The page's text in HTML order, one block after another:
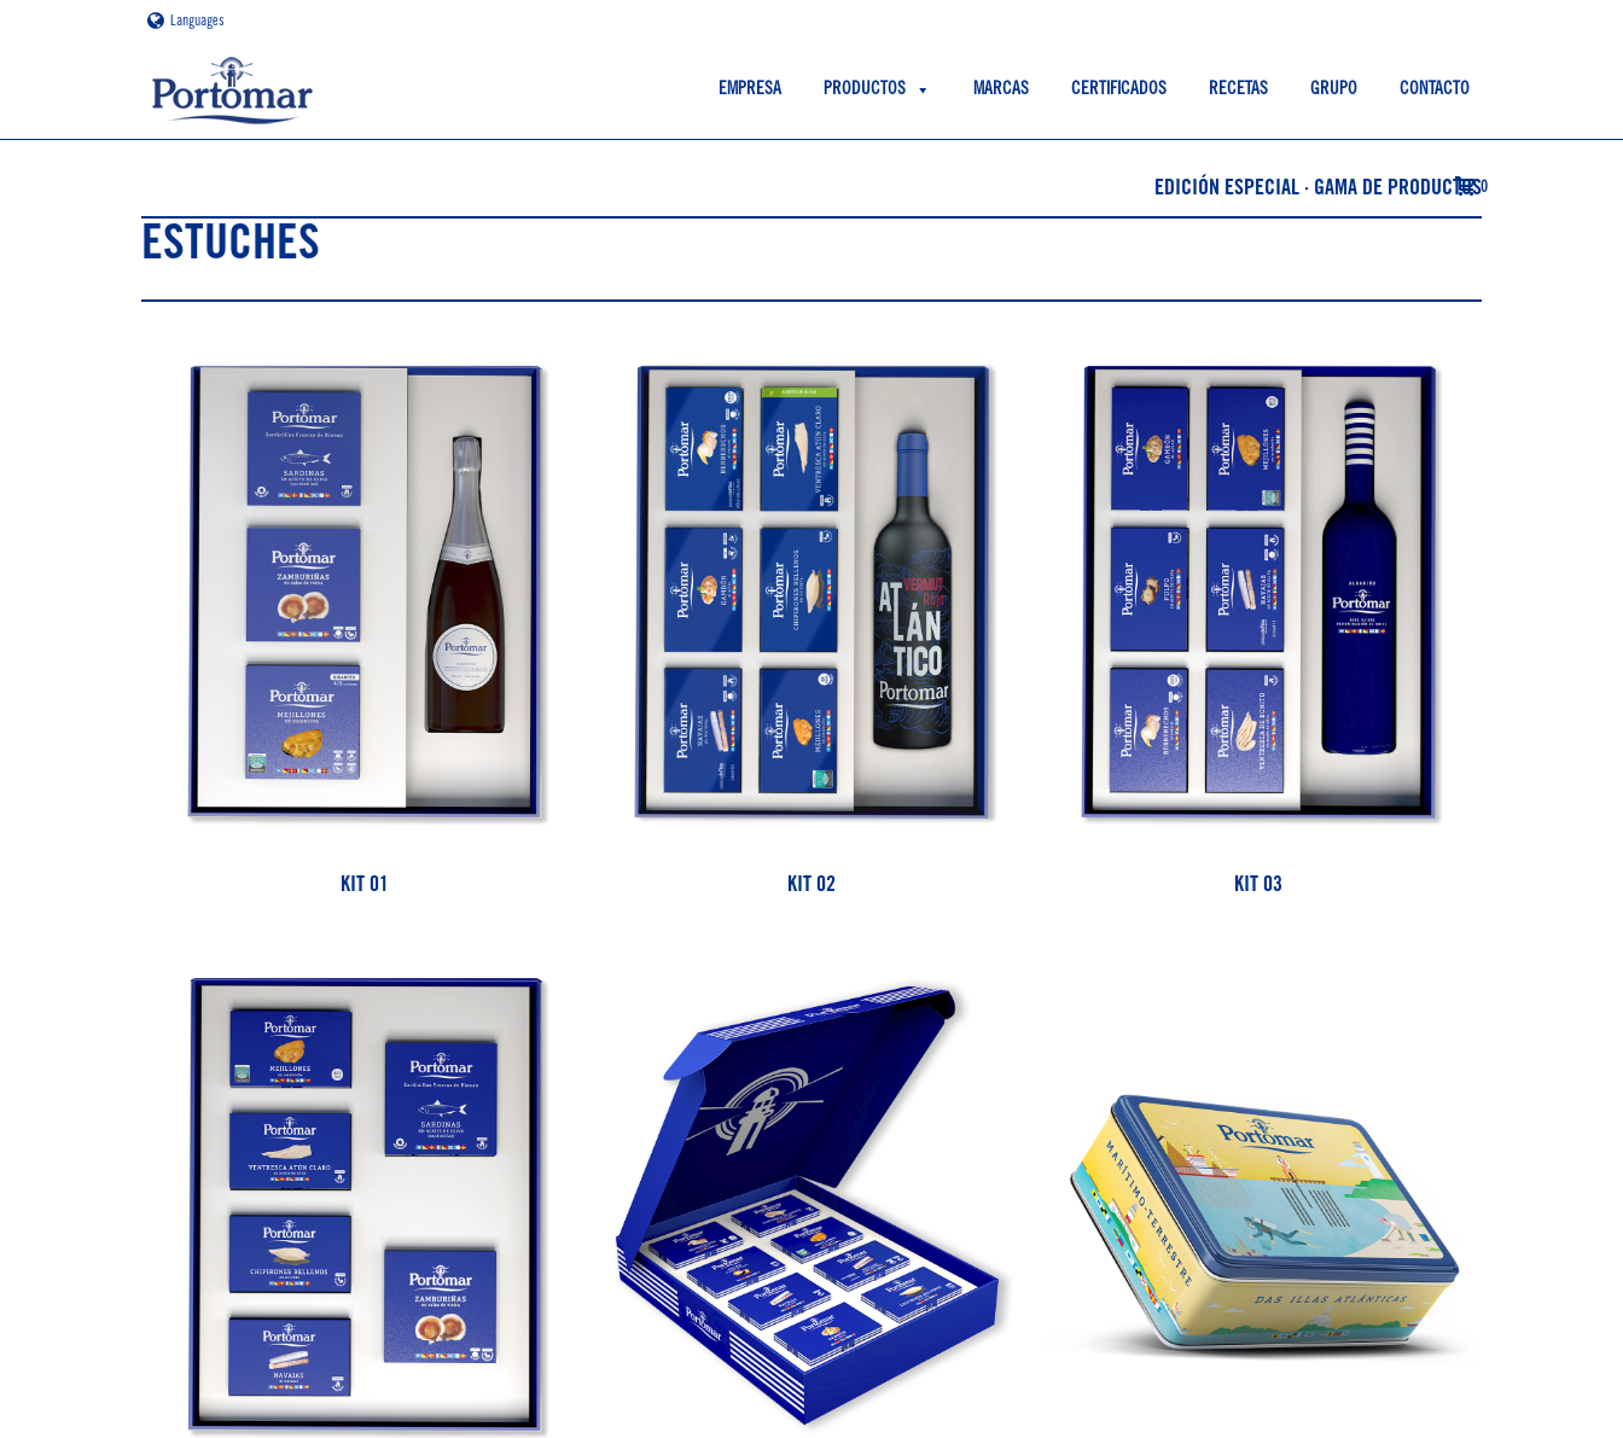
Languages
EMPRESA PRODUCTOS MARCAS CERTIFICADOS RECETAS GRUPO CONTACTO
0
EDICIÓN ESPECIAL · GAMA DE PRODUCTOS
ESTUCHES
KIT 01 KIT 02 KIT 03